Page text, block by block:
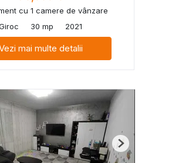
cu 1 camere de vânzare
30 mp 2021
mai multe detalii
Next